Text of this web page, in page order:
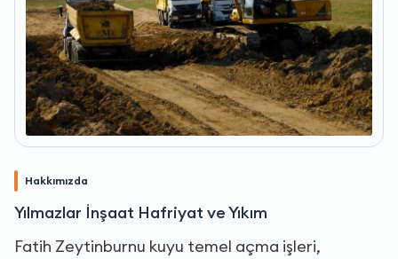
Hakkımızda
Yılmazlar İnşaat Hafriyat ve Yıkım
Fatih Zeytinburnu kuyu temel açma işleri,